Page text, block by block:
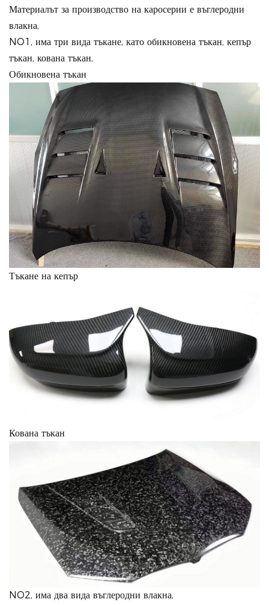
Материалът за производство на каросерии е въглеродни
влакна,
NO1, има три вида тъкане, като обикновена тъкан, кепър
тъкан, кована тъкан,
Обикновена тъкан
Тъкане на кепър
Кована тъкан
NO2, има два вида въглеродни влакна,